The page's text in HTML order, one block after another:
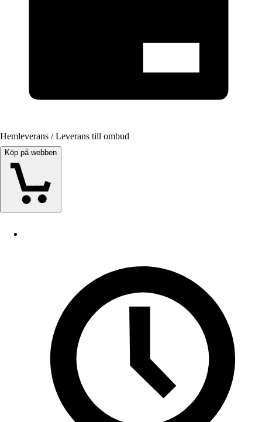
Hemleverans / Leverans till ombud
Köp på webben